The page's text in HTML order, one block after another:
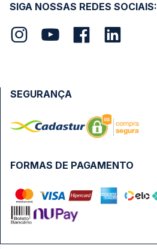
SIGA NOSSAS REDES SOCIAIS:
FORMAS DE PAGAMENTO
SEGURANÇA